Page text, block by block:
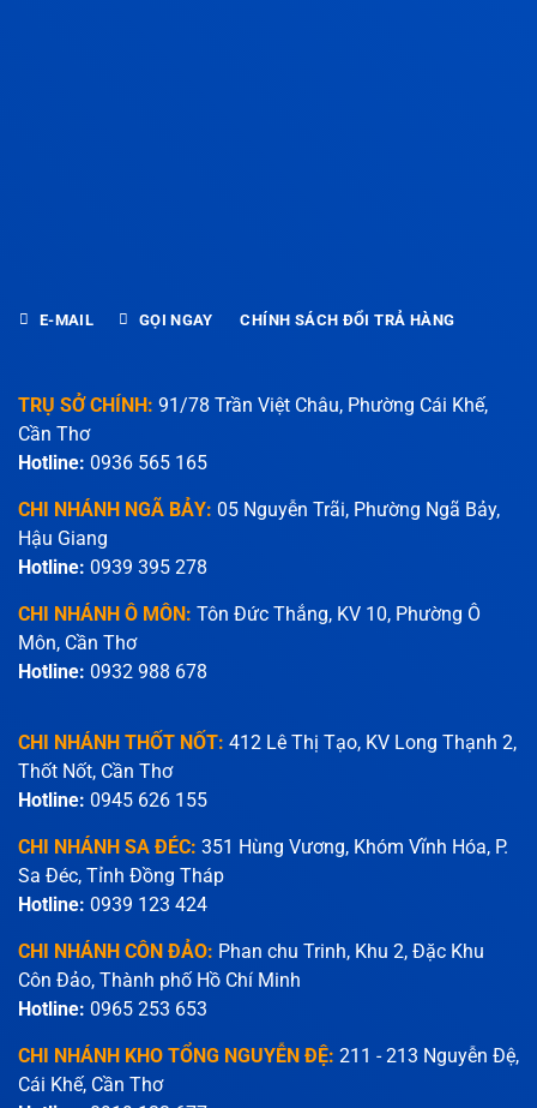
TRỤ SỞ CHÍNH: 91/78 Trần Việt Châu, Phường Cái Khế,
Cần Thơ
Hotline: 0936 565 165
CHI NHÁNH NGÃ BẢY: 05 Nguyễn Trãi, Phường Ngã Bảy,
Hậu Giang
Hotline: 0939 395 278
CHI NHÁNH Ô MÔN: Tôn Đức Thắng, KV 10, Phường Ô
Môn, Cần Thơ
Hotline: 0932 988 678
CHI NHÁNH THỐT NỐT: 412 Lê Thị Tạo, KV Long Thạnh 2,
Thốt Nốt, Cần Thơ
Hotline: 0945 626 155
CHI NHÁNH SA ĐÉC: 351 Hùng Vương, Khóm Vĩnh Hóa, P.
Sa Đéc, Tỉnh Đồng Tháp
Hotline: 0939 123 424
CHI NHÁNH CÔN ĐẢO: Phan chu Trinh, Khu 2, Đặc Khu
Côn Đảo, Thành phố Hồ Chí Minh
Hotline: 0965 253 653
CHI NHÁNH KHO TỔNG NGUYỄN ĐỆ: 211 - 213 Nguyễn Đệ,
Cái Khế, Cần Thơ
E-MAIL GỌI NGAY CHÍNH SÁCH ĐỔI TRẢ HÀNG